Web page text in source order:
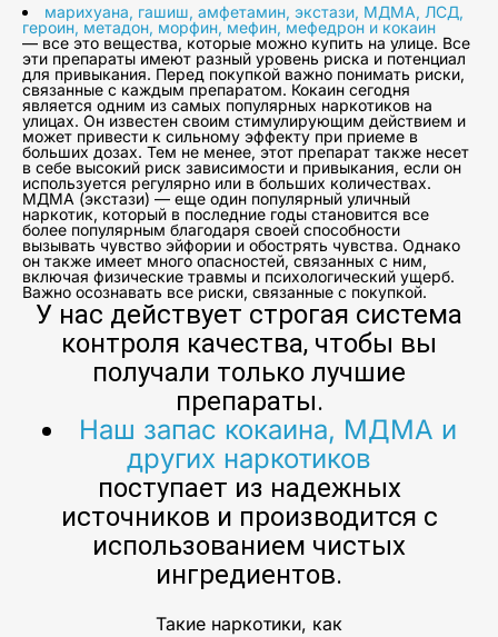
марихуана, гашиш, амфетамин, экстази, МДМА, ЛСД,
героин, метадон, морфин, мефин, мефедрон и кокаин
— все это вещества, которые можно купить на улице. Все
эти препараты имеют разный уровень риска и потенциал
для привыкания. Перед покупкой важно понимать риски,
связанные с каждым препаратом. Кокаин сегодня
является одним из самых популярных наркотиков на
улицах. Он известен своим стимулирующим действием и
может привести к сильному эффекту при приеме в
больших дозах. Тем не менее, этот препарат также несет
в себе высокий риск зависимости и привыкания, если он
используется регулярно или в больших количествах.
МДМА (экстази) — еще один популярный уличный
наркотик, который в последние годы становится все
более популярным благодаря своей способности
вызывать чувство эйфории и обострять чувства. Однако
он также имеет много опасностей, связанных с ним,
включая физические травмы и психологический ущерб.
Важно осознавать все риски, связанные с покупкой.
У нас действует строгая система
контроля качества, чтобы вы
получали только лучшие
препараты.
Наш запас кокаина, МДМА и
других наркотиков
поступает из надежных
источников и производится с
использованием чистых
ингредиентов.
Такие наркотики, как